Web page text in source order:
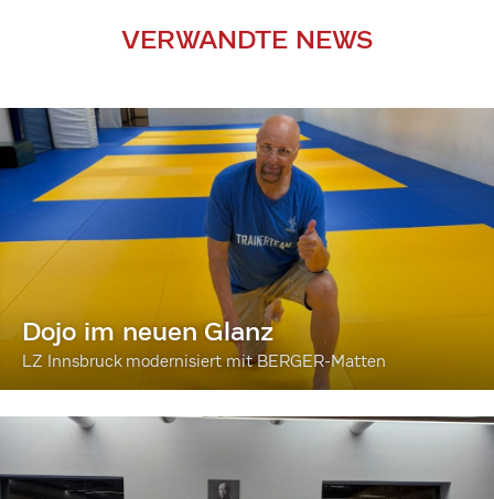
VERWANDTE NEWS
Dojo im neuen Glanz
LZ Innsbruck modernisiert mit BERGER-Matten